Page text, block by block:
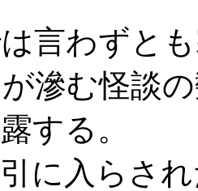
言わずと
滲む怪談
する。
引に入らさ